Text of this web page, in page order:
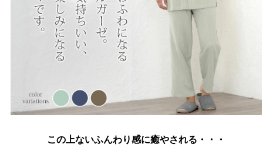
この上ないふんわり感に癒やされる・・・